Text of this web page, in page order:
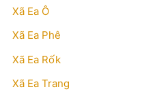
Xã Ea Ô
Xã Ea Phê
Xã Ea Rốk
Xã Ea Trang